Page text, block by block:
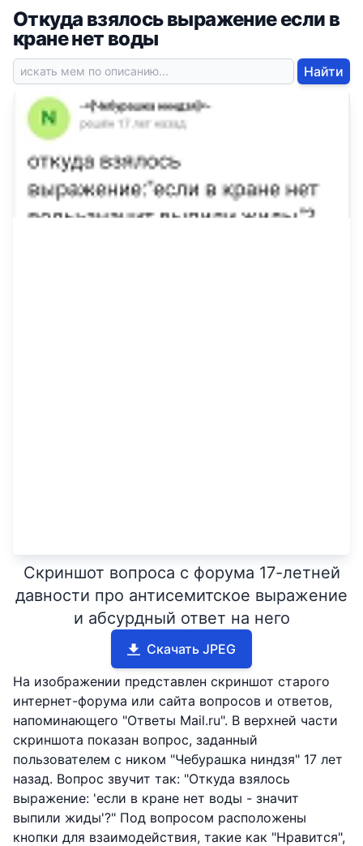
Откуда взялось выражение если в
кране нет воды
Найти
Скриншот вопроса с форума 17-летней
давности про антисемитское выражение
и абсурдный ответ на него
Скачать JPEG
На изображении представлен скриншот старого
интернет-форума или сайта вопросов и ответов,
напоминающего "Ответы Mail.ru". В верхней части
скриншота показан вопрос, заданный
пользователем с ником "Чебурашка ниндзя" 17 лет
назад. Вопрос звучит так: "Откуда взялось
выражение: 'если в кране нет воды - значит
выпили жиды'?" Под вопросом расположены
кнопки для взаимодействия, такие как "Нравится",